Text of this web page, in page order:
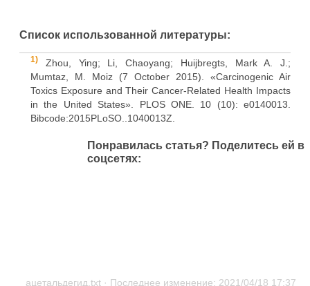
Список использованной литературы:
1)
Zhou, Ying; Li, Chaoyang; Huijbregts, Mark A. J.;
Mumtaz, M. Moiz (7 October 2015). «Carcinogenic Air
Toxics Exposure and Their Cancer-Related Health Impacts
in the United States». PLOS ONE. 10 (10): e0140013.
Bibcode:2015PLoSO..1040013Z.
The name change occurred at least as early as 1868.
Понравилась статья? Поделитесь ей в
соцсетях:
ацетальдегид.txt · Последнее изменение: 2021/04/18 17:37